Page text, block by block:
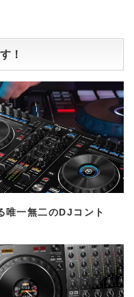
！
唯一無二のDJコント